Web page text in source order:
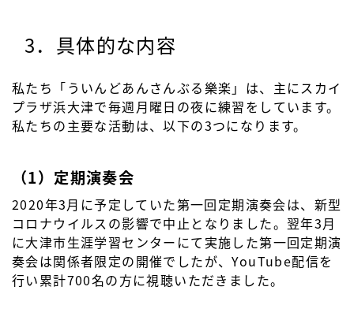
3．具体的な内容
私たち「ういんどあんさんぶる樂楽」は、主にスカイ
プラザ浜大津で毎週月曜日の夜に練習をしています。
私たちの主要な活動は、以下の3つになります。
（1）定期演奏会
2020年3月に予定していた第一回定期演奏会は、新型
コロナウイルスの影響で中止となりました。翌年3月
に大津市生涯学習センターにて実施した第一回定期演
奏会は関係者限定の開催でしたが、YouTube配信を
行い累計700名の方に視聴いただきました。